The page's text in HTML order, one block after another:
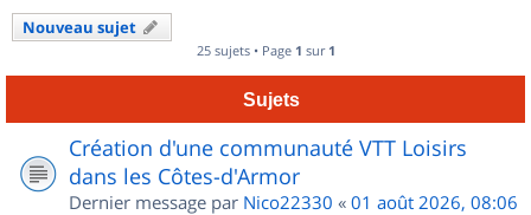
Nouveau sujet
25 sujets • Page 1 sur 1
Sujets
Création d'une communauté VTT Loisirs
dans les Côtes-d'Armor
Dernier message par Nico22330 « 01 août 2026, 08:06